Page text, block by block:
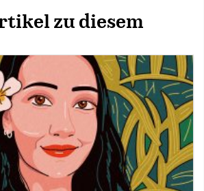
zu diesem